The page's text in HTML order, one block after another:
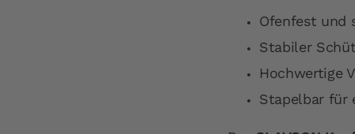
Ofenfest und
Stabiler
Hochwertige
Stapelbar für